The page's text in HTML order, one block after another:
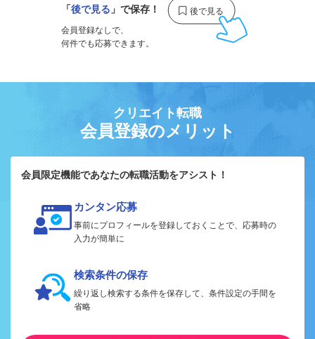
「後で見る 」で保存！
会員登録なしで、
何件でも応募できます。
クリエイト転職
会員登録のメリット
会員限定機能であなたの転職活動をアシスト！
カンタン応募
事前にプロフィールを登録しておくことで、応募時の
入力が簡単に
検索条件の保存
繰り返し検索する条件を保存して、条件設定の手間を
省略